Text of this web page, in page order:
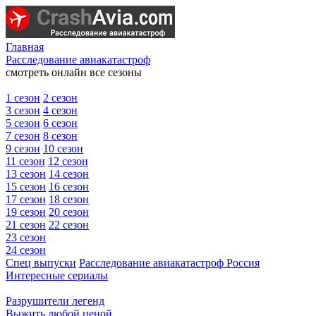
Главная
Расследование авиакатастроф
смотреть онлайн все сезоны
1 сезон 2 сезон
3 сезон 4 сезон
5 сезон 6 сезон
7 сезон 8 сезон
9 сезон 10 сезон
11 сезон 12 сезон
13 сезон 14 сезон
15 сезон 16 сезон
17 сезон 18 сезон
19 сезон 20 сезон
21 сезон 22 сезон
23 сезон
24 сезон
Спец выпуски Расследование авиакатастроф Россия
Интересные сериалы
Разрушители легенд
Выжить любой ценой